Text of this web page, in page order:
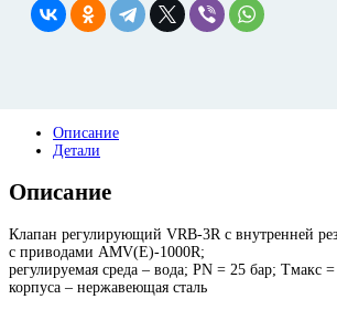
Описание
Детали
Описание
Клапан регулирующий VRB-3R с внутренней
с приводами AMV(E)-1000R;
регулируемая среда – вода; PN = 25 бар; Тмакс
корпуса – нержавеющая сталь